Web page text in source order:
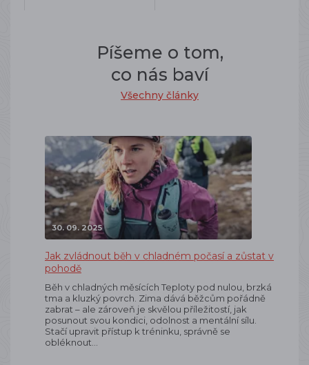
Píšeme o tom,
co nás baví
Všechny články
30. 09. 2025
Jak zvládnout běh v chladném počasí a zůstat v
pohodě
Běh v chladných měsících Teploty pod nulou, brzká
tma a kluzký povrch. Zima dává běžcům pořádně
zabrat – ale zároveň je skvělou příležitostí, jak
posunout svou kondici, odolnost a mentální sílu.
Stačí upravit přístup k tréninku, správně se
obléknout…